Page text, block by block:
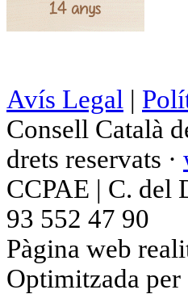
Avís Legal |
Consell Català
drets reservats ·
CCPAE | C. del
93 552 47 90
Pàgina web
Optimitzada